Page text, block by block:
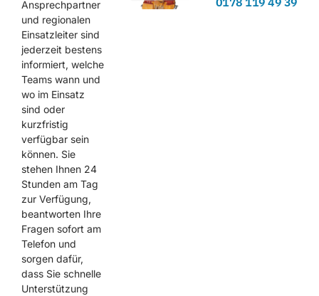
Ansprechpartner
und regionalen
Einsatzleiter sind
jederzeit bestens
informiert, welche
Teams wann und
wo im Einsatz
sind oder
kurzfristig
verfügbar sein
können. Sie
stehen Ihnen 24
Stunden am Tag
zur Verfügung,
beantworten Ihre
Fragen sofort am
Telefon und
sorgen dafür,
dass Sie schnelle
Unterstützung